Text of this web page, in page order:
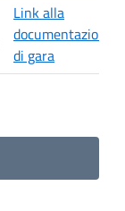
Link alla
documentazione
di gara